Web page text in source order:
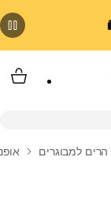
הרים למבוגרים